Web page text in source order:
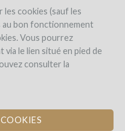
les cookies (sauf les
bon fonctionnement
Vous pourrez
le lien situé en pied de
consulter la
COOKIES
sur